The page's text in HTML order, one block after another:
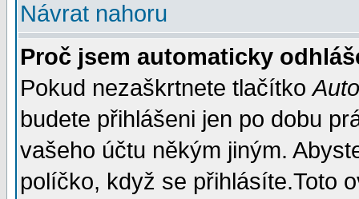
Návrat nahoru
Proč jsem automaticky
Pokud nezaškrtnete tlačítko
budete přihlášeni jen po dobu
vašeho účtu někým jiným.
políčko, když se přihlásíte.Toto